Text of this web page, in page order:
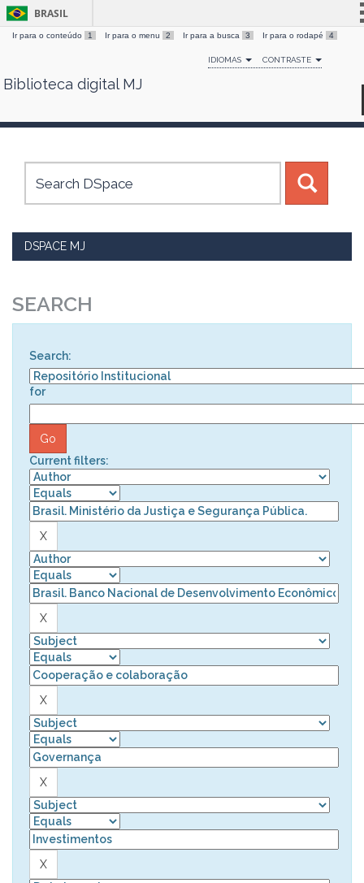
Skip
BRASIL
Simplifique!
Comunica BR
Canais
Ir para o conteúdo 1 Ir para o menu 2 Ir para a busca 3 Ir para o rodapé 4
IDIOMAS CONTRASTE
Biblioteca digital MJ
DSPACE MJ
SEARCH
Search:
for
Current filters: